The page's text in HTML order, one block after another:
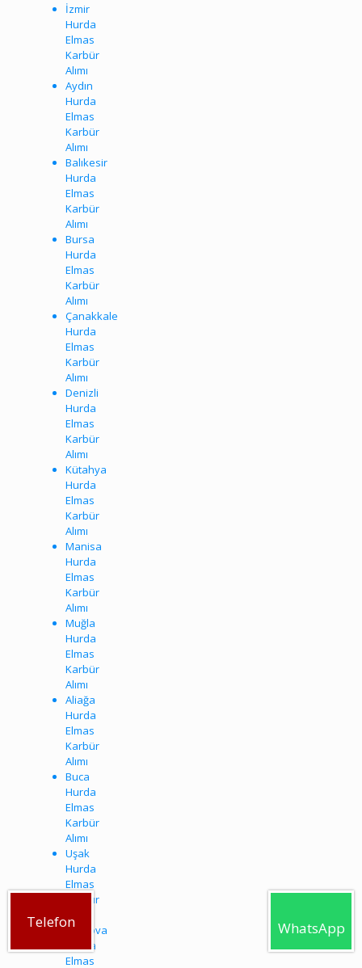
İzmir
Hurda
Elmas
Karbür
Alımı
Aydın
Hurda
Elmas
Karbür
Alımı
Balıkesir
Hurda
Elmas
Karbür
Alımı
Bursa
Hurda
Elmas
Karbür
Alımı
Çanakkale
Hurda
Elmas
Karbür
Alımı
Denizli
Hurda
Elmas
Karbür
Alımı
Kütahya
Hurda
Elmas
Karbür
Alımı
Manisa
Hurda
Elmas
Karbür
Alımı
Muğla
Hurda
Elmas
Karbür
Alımı
Aliağa
Hurda
Elmas
Karbür
Alımı
Buca
Hurda
Elmas
Karbür
Alımı
Uşak
Hurda
Elmas
Karbür
Bornova
Hurda
Elmas
Telefon WhatsApp